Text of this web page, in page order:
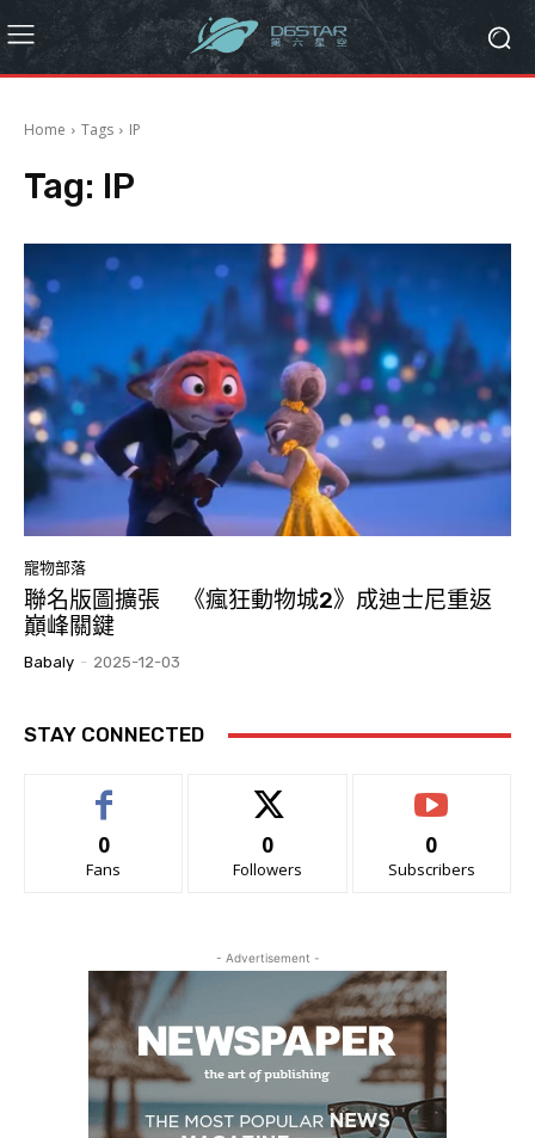
Home Tags IP
Tag: IP
寵物部落
聯名版圖擴張 《瘋狂動物城2》成迪士尼重返
巔峰關鍵
Babaly - 2025-12-03
STAY CONNECTED
0
Fans
0
Followers
0
Subscribers
- Advertisement -